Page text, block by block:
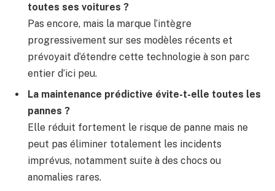
toutes ses voitures ?
Pas encore, mais la marque l’intègre
progressivement sur ses modèles récents et
prévoyait d’étendre cette technologie à son parc
entier d’ici peu.
La maintenance prédictive évite-t-elle toutes les
pannes ?
Elle réduit fortement le risque de panne mais ne
peut pas éliminer totalement les incidents
imprévus, notamment suite à des chocs ou
anomalies rares.